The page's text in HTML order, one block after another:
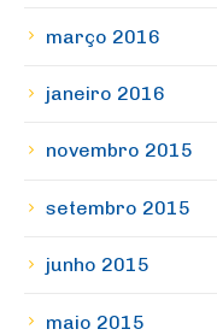
março 2016
janeiro 2016
novembro 2015
setembro 2015
junho 2015
maio 2015